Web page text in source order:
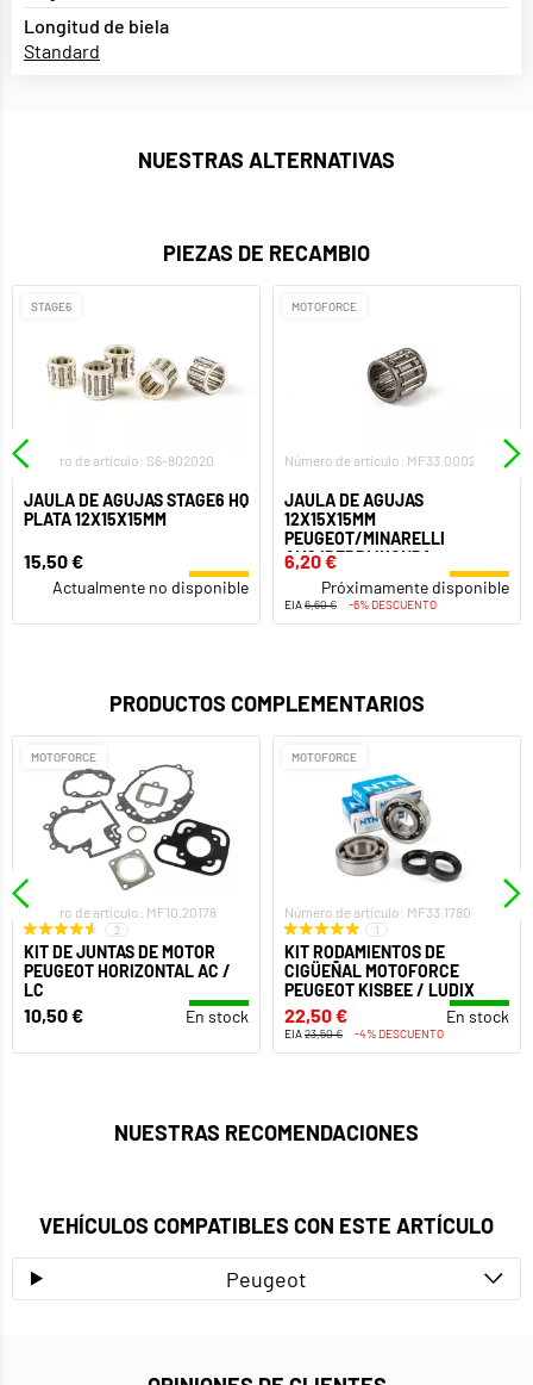
Longitud de biela
Standard
NUESTRAS ALTERNATIVAS
PIEZAS DE RECAMBIO
STAGE6
Número de artículo: S6-802020
JAULA DE AGUJAS STAGE6 HQ
PLATA 12X15X15MM
15,50 €
Actualmente no disponible
MOTOFORCE
Número de artículo: MF33.00022
JAULA DE AGUJAS
12X15X15MM
PEUGEOT/MINARELLI
AM6/DERBI/HONDA
6,20 €
Próximamente disponible
EIA6,60 € -6% DESCUENTO
PRODUCTOS COMPLEMENTARIOS
MOTOFORCE
Número de artículo: MF10.20178
2
KIT DE JUNTAS DE MOTOR
PEUGEOT HORIZONTAL AC /
LC
10,50 € En stock
MOTOFORCE
Número de artículo: MF33.17801
1
KIT RODAMIENTOS DE
CIGÜEÑAL MOTOFORCE
PEUGEOT KISBEE / LUDIX
22,50 € En stock
EIA23,50 € -4% DESCUENTO
NUESTRAS RECOMENDACIONES
VEHÍCULOS COMPATIBLES CON ESTE ARTÍCULO
Peugeot